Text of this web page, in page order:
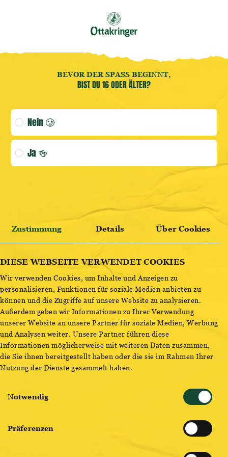
Benutzermenü öffnen
ANMELDEN
HIER REGISTRIEREN
Benutzermenü öffnen
OTTAKRINGER SCHLÜSSELBAND MIT ÖFFNER
Eigentlich doch derwichtigste Anhänger
am Schlüssel –
oder etwa nicht? 😉 Mit integriertem Bieröffner!
BLEIB AUF DEM LAUFENDEN!
BEVOR DER SPASS BEGINNT,
BIST DU 16 ODER ÄLTER?
Age verification selection
Nein 🥲
Ja 🍻
Zustimmung Details Über Cookies
DIESE WEBSEITE VERWENDET COOKIES
Wir verwenden Cookies, um Inhalte und Anzeigen zu
personalisieren, Funktionen für soziale Medien anbieten zu
können und die Zugriffe auf unsere Website zu analysieren.
Außerdem geben wir Informationen zu Ihrer Verwendung
unserer Website an unsere Partner für soziale Medien, Werbung
und Analysen weiter. Unsere Partner führen diese
Informationen möglicherweise mit weiteren Daten zusammen,
die Sie ihnen bereitgestellt haben oder die sie im Rahmen Ihrer
Nutzung der Dienste gesammelt haben.
Notwendig
Präferenzen